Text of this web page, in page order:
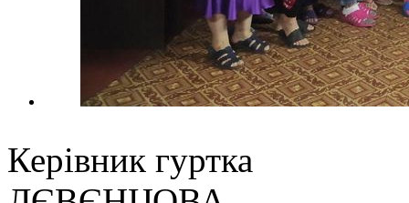
Керівник